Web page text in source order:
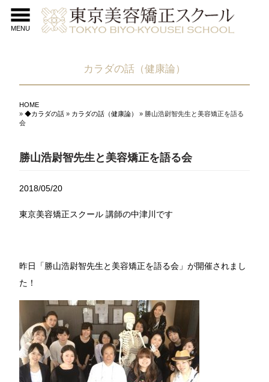
MENU
カラダの話（健康論）
HOME
»◆カラダの話 » カラダの話（健康論）
» 勝山浩尉智先生と美容矯正を語る
会
勝山浩尉智先生と美容矯正を語る会
2018/05/20
東京美容矯正スクール 講師の中津川です
昨日「勝山浩尉智先生と美容矯正を語る会」が開催されまし
た！